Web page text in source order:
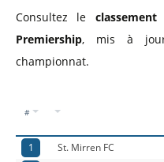
Consultez le
Premiership, mis à jour
championnat.
#
1 St. Mirren FC